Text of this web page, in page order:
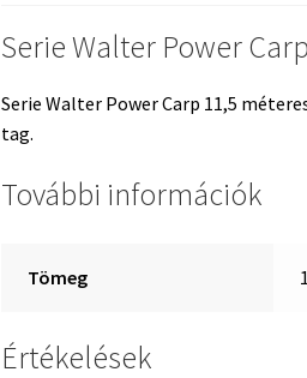
Serie Walter Power
Serie Walter Power Carp 11,5
tag.
További információk
Tömeg
Értékelések